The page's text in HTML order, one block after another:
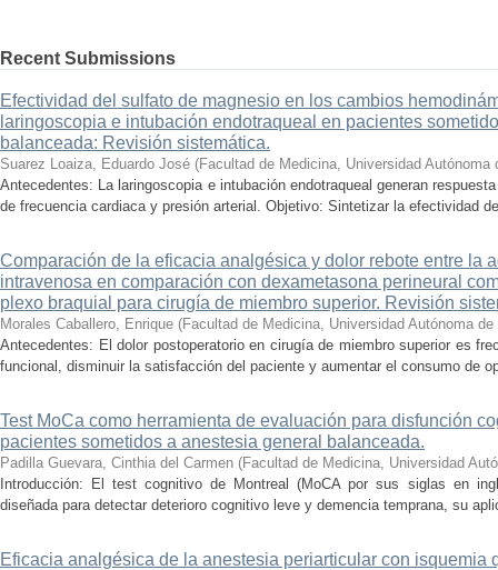
Recent Submissions
Efectividad del sulfato de magnesio en los cambios
laringoscopia e intubación endotraqueal en pacientes
balanceada: Revisión sistemática.
Suarez Loaiza, Eduardo José (Facultad de Medicina, Universidad
Antecedentes: La laringoscopia e intubación endotraqueal generan
de frecuencia cardiaca y presión arterial. Objetivo: Sintetizar la efectividad
Comparación de la eficacia analgésica y dolor rebote entre la
intravenosa en comparación con dexametasona perineural
plexo braquial para cirugía de miembro superior. Revisión
Morales Caballero, Enrique (Facultad de Medicina, Universidad Autónoma
Antecedentes: El dolor postoperatorio en cirugía de miembro superior es
funcional, disminuir la satisfacción del paciente y aumentar el consumo de
Test MoCa como herramienta de evaluación para disfunción
pacientes sometidos a anestesia general balanceada.
Padilla Guevara, Cinthia del Carmen (Facultad de Medicina, Universidad
Introducción: El test cognitivo de Montreal (MoCA por sus siglas en
diseñada para detectar deterioro cognitivo leve y demencia temprana, su
Eficacia analgésica de la anestesia periarticular con isquemia